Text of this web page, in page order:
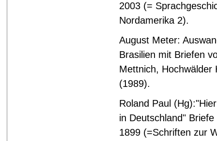
2003 (=
Nordamerika 2).
August Meter:
Brasilien mit Briefen
Mettnich, Hochwälder
(1989).
Roland Paul
in Deutschland"
1899 (=Schriften zur